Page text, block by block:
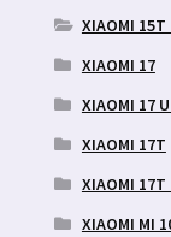
XIAOMI 15T
XIAOMI 17
XIAOMI 17
XIAOMI 17T
XIAOMI 17T
XIAOMI MI